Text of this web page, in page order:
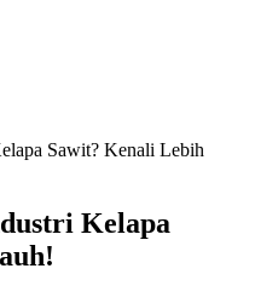
Sawit? Kenali Lebih
Kelapa